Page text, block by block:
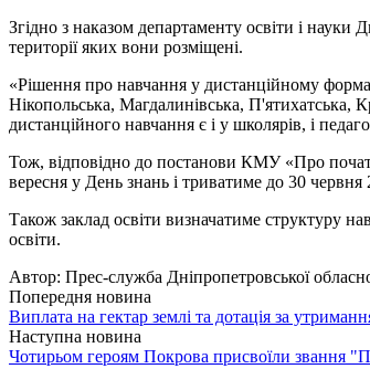
Згідно з наказом департаменту освіти і
території яких вони розміщені.
«Рішення про навчання у дистанційному
Нікопольська, Магдалинівська, П'ятихатська,
дистанційного навчання є і у школярів, і
Тож, відповідно до постанови КМУ «Про
вересня у День знань і триватиме до 30 червня
Також заклад освіти визначатиме структуру
освіти.
Автор: Прес-служба Дніпропетровської
Попередня новина
Виплата на гектар землі та дотація за
Наступна новина
Чотирьом героям Покрова присвоїли звання